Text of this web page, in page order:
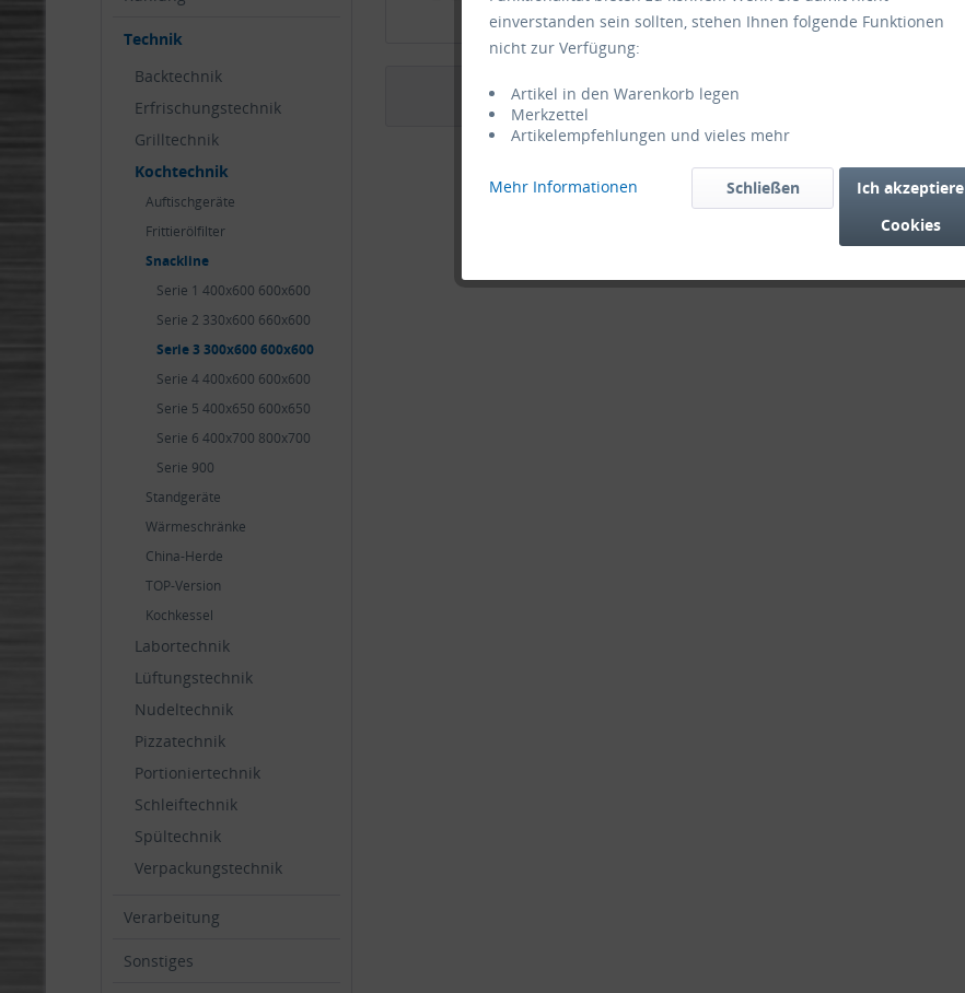
Technik
Backtechnik
Erfrischungstechnik
Grilltechnik
Kochtechnik
Auftischgeräte
Frittierölfilter
Snackline
Serie 1 400x600 600x600
Serie 2 330x600 660x600
Serie 3 300x600 600x600
Serie 4 400x600 600x600
Serie 5 400x650 600x650
Serie 6 400x700 800x700
Serie 900
Standgeräte
Wärmeschränke
China-Herde
TOP-Version
Kochkessel
Labortechnik
Lüftungstechnik
Nudeltechnik
Pizzatechnik
Portioniertechnik
Schleiftechnik
Spültechnik
Verpackungstechnik
Verarbeitung
Sonstiges
einverstanden sein sollten, stehen Ihnen folgende Funktionen
nicht zur Verfügung:
Artikel in den Warenkorb legen
Merkzettel
Artikelempfehlungen und vieles mehr
Mehr Informationen
Ich akzeptiere
Cookies
Schließen